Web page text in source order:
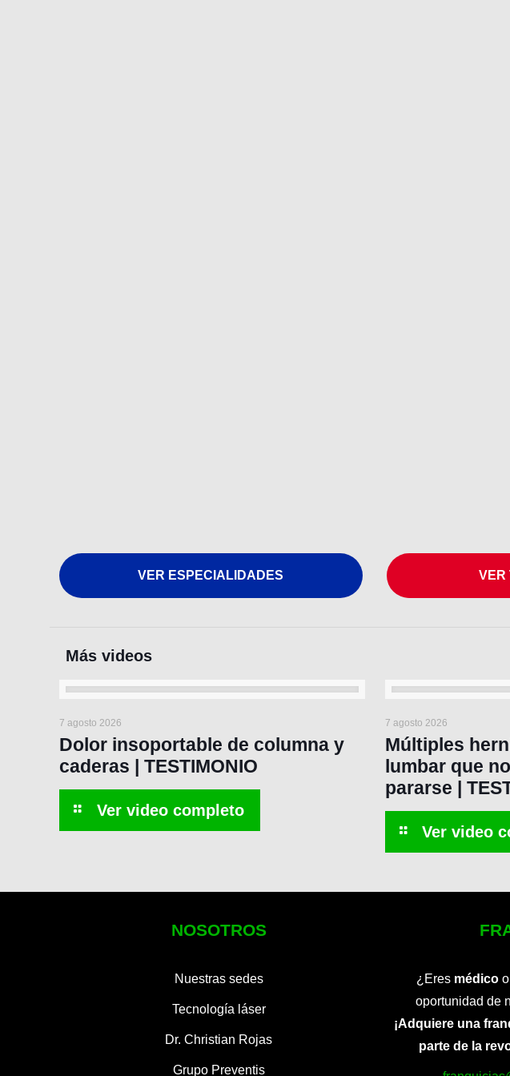
VER ESPECIALIDADES VER
7 agosto 2026
Dolor insoportable de columna y
caderas | TESTIMONIO
7 agosto 2026
Múltiples
lumbar que
pararse |
NOSOTROS
Nuestras sedes
Tecnología láser
Dr. Christian Rojas
Grupo Preventis
¿Eres médicoo
oportunidad de
¡Adquiere una
parte de la